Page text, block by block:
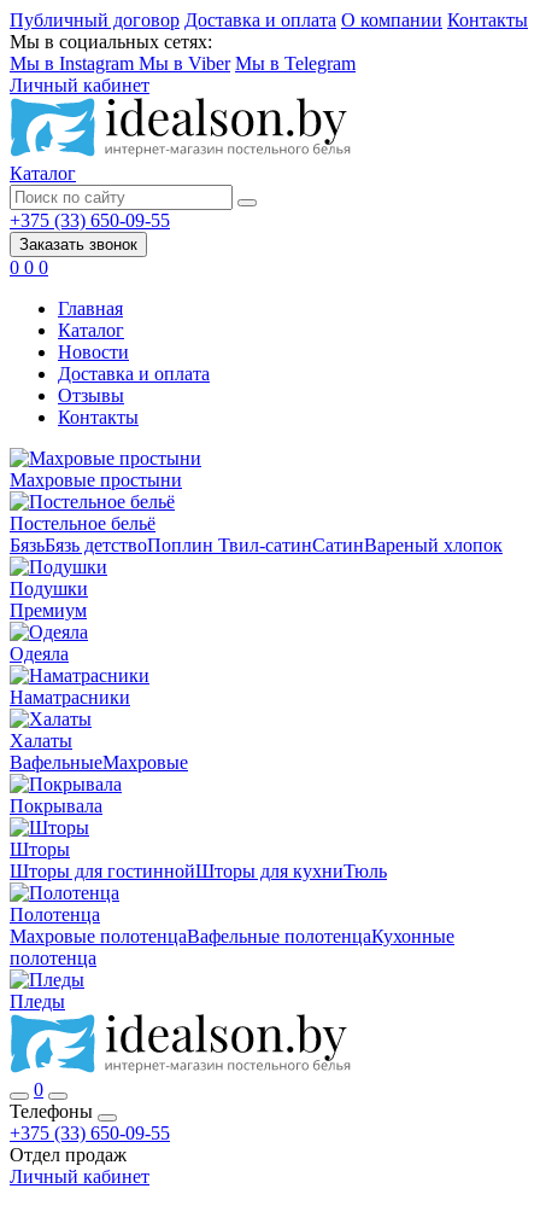
Публичный договор Доставка и оплата О компании Контакты
Мы в социальных сетях:
Мы в Instagram Мы в Viber Мы в Telegram
Личный кабинет
Каталог
+375 (33) 650-09-55
Заказать звонок
0 0 0
Главная
Каталог
Новости
Доставка и оплата
Отзывы
Контакты
Махровые простыни
Постельное бельё
БязьБязь детствоПоплин Твил-сатинСатинВареный хлопок
Подушки
Премиум
Одеяла
Наматрасники
Халаты
ВафельныеМахровые
Покрывала
Шторы
Шторы для гостиннойШторы для кухниТюль
Полотенца
Махровые полотенцаВафельные полотенцаКухонные
полотенца
Пледы
0
Телефоны
+375 (33) 650-09-55
Отдел продаж
Личный кабинет